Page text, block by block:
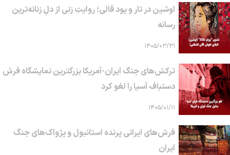
اوشین در تار و پود قالی؛ روایتِ زنی از دلِ زنانه‌ترین
رسانه
۱۴۰۵/۰۳/۳۱
ترکش‌های جنگ ایران-آمریکا بزرگترین نمایشگاه فرش
دستباف آسیا را لغو کرد
۱۴۰۵/۰۱/۱۱
فرش‌های ایرانی پرنده استانبول و پژواک‌های جنگ
ایران